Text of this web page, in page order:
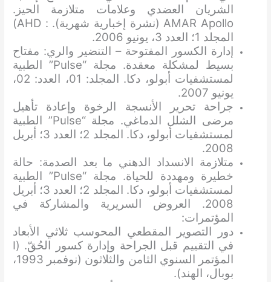
الشريان العضدي وعلامات متلازمة الحيز.
AMAR Apollo (نشرة إخبارية شهرية). : AHD)
المجلد 1؛ العدد 3، يونيو 2006.
إدارة الكسور المفتوحة – التنضير والري: مفتاح
بسيط لمشكلة معقدة. مجلة “Pulse” الطبية
لمستشفيات أبولو، دكا. المجلد: 01، العدد: 02،
يونيو 2007.
جراحة تحرير الأنسجة الرخوة وإعادة تأهيل
مرضى الشلل الدماغي. مجلة “Pulse” الطبية
لمستشفيات أبولو، دكا. المجلد 2؛ العدد 3؛ أبريل
2008.
متلازمة الانسداد الدهني ما بعد الصدمة: حالة
خطيرة ومهددة للحياة. مجلة “Pulse” الطبية
لمستشفيات أبولو، دكا. المجلد 2؛ العدد 3؛ أبريل
2008. العروض السريرية والمشاركة في
المؤتمرات:
دور التصوير المقطعي المحوسب ثلاثي الأبعاد
في التقييم قبل الجراحة وإدارة كسور الحُقّ. (I
المؤتمر السنوي الثامن والثلاثون (نوفمبر 1993،
بوبال، الهند).